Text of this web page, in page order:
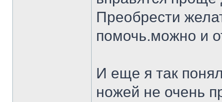
Преобрести
помочь.можно и
И еще я так
ножей не очень